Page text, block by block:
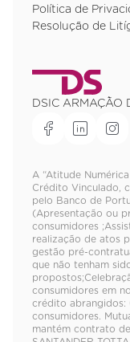
Política de
Resolução de
DSIC ARMAÇÃO
A “Atitude
Crédito Vinculado,
pelo Banco de
(Apresentação ou
consumidores
realização de atos
gestão pré-
que não tenham
consumidores em
crédito abrangidos:
consumidores.
mantém contrato